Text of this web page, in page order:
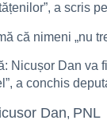
a scris
că nimeni „nu
Nicușor Dan va
a conchis
Dan, PNL